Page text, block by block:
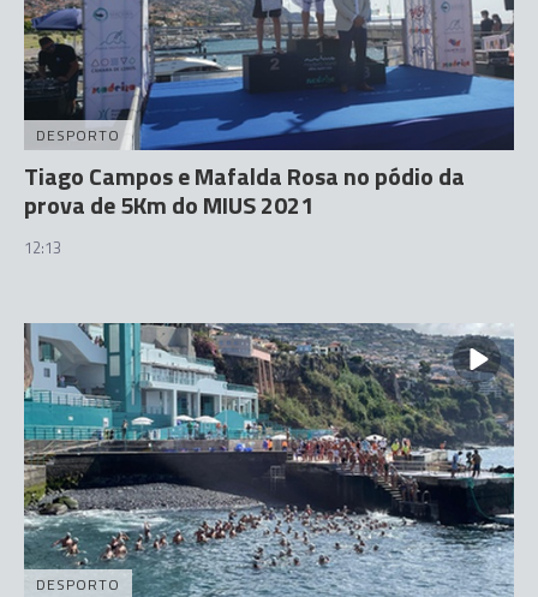
DESPORTO
Tiago Campos e Mafalda Rosa no pódio da
prova de 5Km do MIUS 2021
12:13
DESPORTO